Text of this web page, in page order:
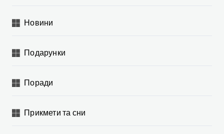
Новини
Подарунки
Поради
Прикмети та сни